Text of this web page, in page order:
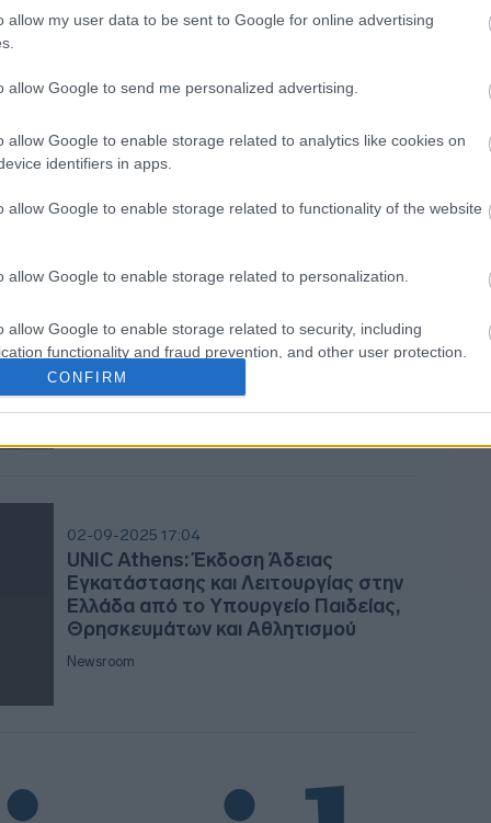
allow my user data to be sent to Google for online advertising
allow Google to send me personalized advertising.
allow Google to enable storage related to analytics like cookies on
identifiers in apps.
allow Google to enable storage related to functionality of the website
allow Google to enable storage related to personalization.
allow Google to enable storage related to security, including
functionality and fraud prevention, and other user protection.
CONFIRM
post AI campus - Τα σχέδια της
Lamda στη φοιτητική κατοικία
Γιώργος Παπακωνσταντίνου
22-10-2025 15:07
δημιουργήσει το πρώτο post-AI
campus στον κόσμο στο Ελληνικό
Newsroom
02-09-2025 17:04
UNIC Athens: Έκδοση Άδειας
Εγκατάστασης και Λειτουργίας στην
Ελλάδα από το Υπουργείο Παιδείας,
Θρησκευμάτων και Αθλητισμού
Newsroom
22:13
21:52